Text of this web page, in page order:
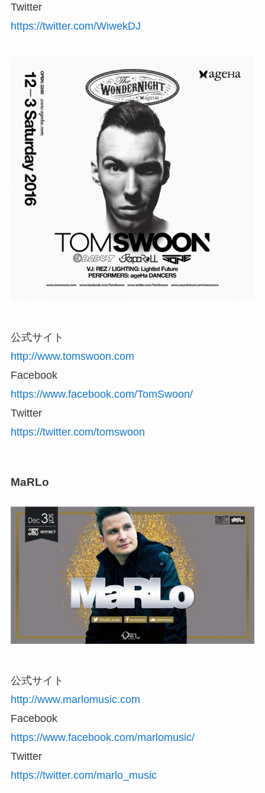
Twitter
https://twitter.com/WiwekDJ
公式サイト
http://www.tomswoon.com
Facebook
https://www.facebook.com/TomSwoon/
Twitter
https://twitter.com/tomswoon
MaRLo
公式サイト
http://www.marlomusic.com
Facebook
https://www.facebook.com/marlomusic/
Twitter
https://twitter.com/marlo_music